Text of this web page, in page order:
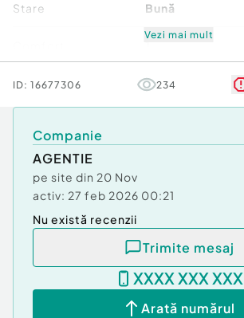
Stare Bună
Vezi mai mult
ID: 16677306 234
Companie
AGENTIE
pe site din 20 Nov
activ: 27 feb 2026 00:21
Nu există recenzii
Trimite mesaj
XXXX XXX XXX
Arată numărul